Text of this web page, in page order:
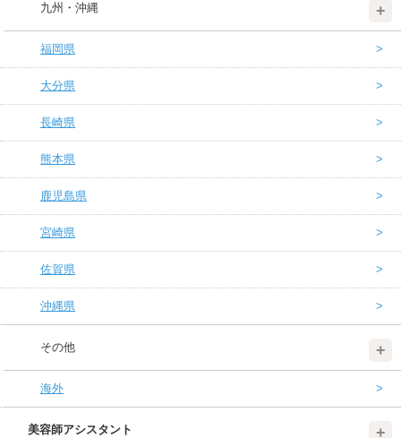
九州・沖縄
福岡県
大分県
長崎県
熊本県
鹿児島県
宮崎県
佐賀県
沖縄県
その他
海外
美容師アシスタント